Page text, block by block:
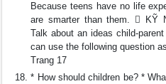
Because teens have no life
are smarter than them.  KỸ
Talk about an ideas child-
can use the following question
Trang 17
* How should children be? *